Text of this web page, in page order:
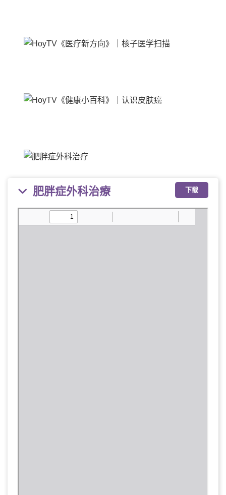
下载
肥胖症外科治療